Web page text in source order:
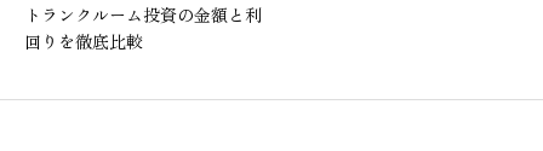
トランクルーム投資の金額と利
回りを徹底比較